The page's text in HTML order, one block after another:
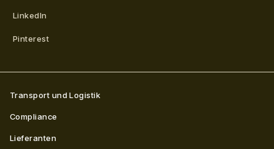
LinkedIn
Pinterest
Transport und Logistik
Compliance
Lieferanten